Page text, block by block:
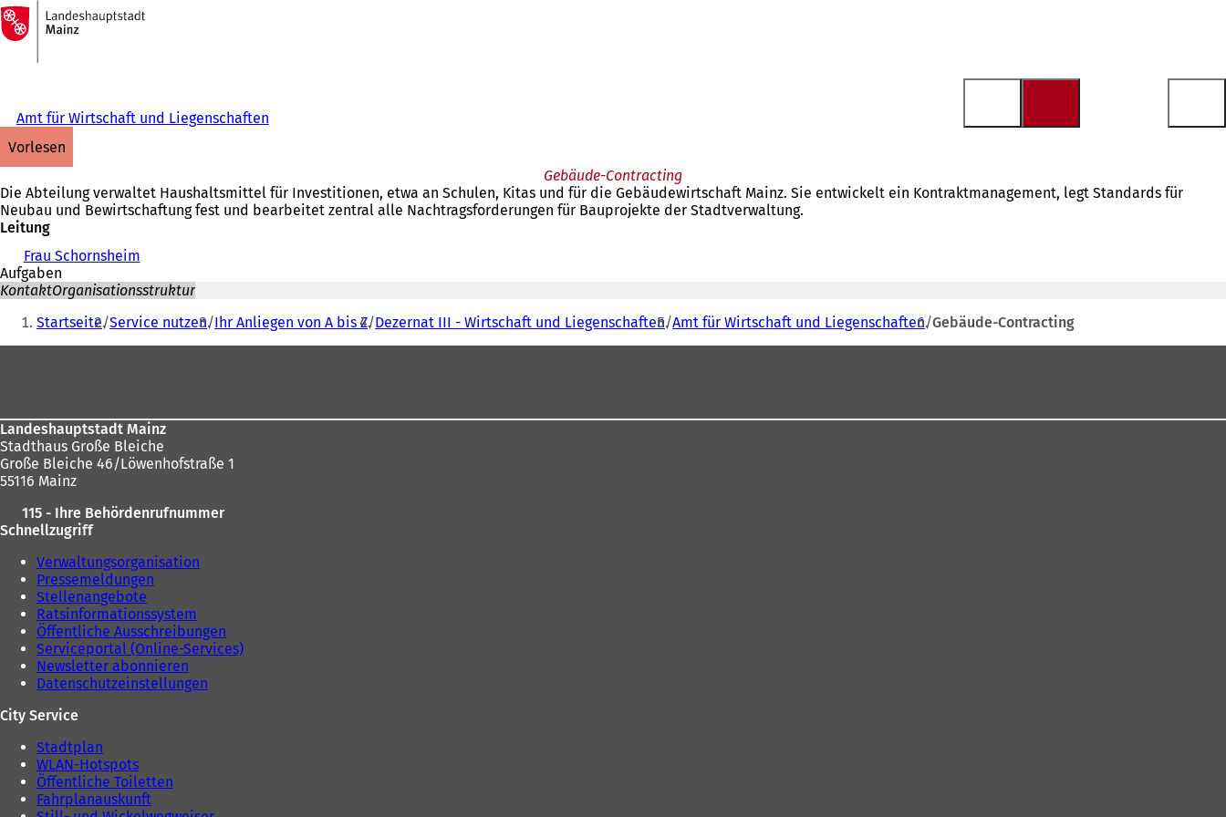
Inhalt anspringen
Zur
Startseite
Amt für Wirtschaft und Liegenschaften
vorlesen
Gebäude-Contracting
Die Abteilung verwaltet Haushaltsmittel für Investitionen, etwa an Schulen, Kitas und für die Gebäudewirtschaft Mainz. Sie entwickelt ein Kontraktmanagement, legt Standards für
Neubau und Bewirtschaftung fest und bearbeitet zentral alle Nachtragsforderungen für Bauprojekte der Stadtverwaltung.
Leitung
Frau Schornsheim
Aufgaben
KontaktOrganisationsstruktur
Sie
befinden
Startseite Service nutzen Ihr Anliegen von A bis Z Dezernat III - Wirtschaft und Liegenschaften Amt für Wirtschaft und Liegenschaften Gebäude-Contracting
Landeshauptstadt Mainz
Stadthaus Große Bleiche
Große Bleiche 46/Löwenhofstraße 1
55116 Mainz
115 - Ihre Behördenrufnummer
Schnellzugriff
Verwaltungsorganisation
Pressemeldungen
Stellenangebote
Ratsinformationssystem
Öffentliche Ausschreibungen
Serviceportal (Online-Services)
Newsletter abonnieren
Datenschutzeinstellungen
City Service
Stadtplan
WLAN-Hotspots
Öffentliche Toiletten
Fahrplanauskunft